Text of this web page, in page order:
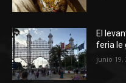
El
feria le
junio 19,